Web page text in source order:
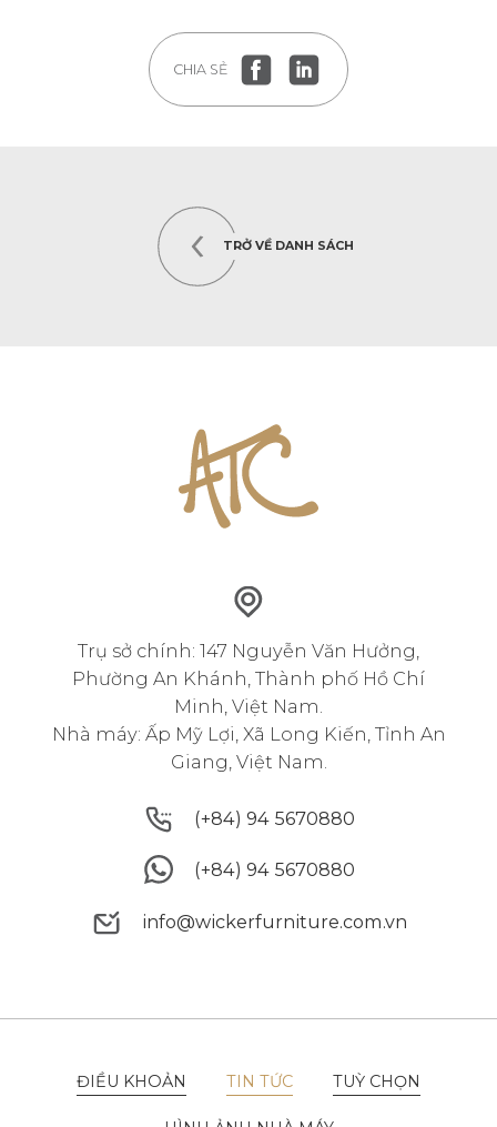
CHIA SẺ
TRỞ VỀ DANH SÁCH
Trụ sở chính: 147 Nguyễn Văn Hưởng,
Phường An Khánh, Thành phố Hồ Chí
Minh, Việt Nam.
Nhà máy: Ấp Mỹ Lợi, Xã Long Kiến, Tỉnh An
Giang, Việt Nam.
(+84) 94 5670880
(+84) 94 5670880
(+84) 94 5670880
(+84) 94 5670880
info@wickerfurniture.com.vn
ĐIỀU KHOẢN TIN TỨC TUỲ CHỌN